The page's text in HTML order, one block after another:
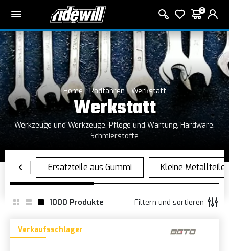
0
Home Radfahren Werkstatt
Werkstatt
Werkzeuge und Werkzeuge, Pflege und Wartung, Hardware,
Schmierstoffe
1000 Produkte Filtern und sortieren
Verkaufsschlager